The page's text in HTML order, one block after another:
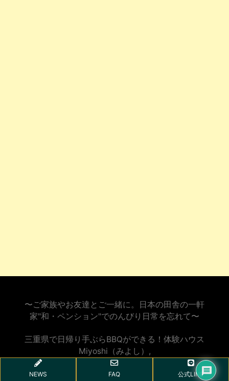
〜ご家族やお友達とご一緒に。日本の田舎の一軒
家"和・ペンション"でのんびり日常を忘れて〜
三重県で日帰り手ぶらBBQができる！体験ハウス
Miyoshi（みよし）
,
NEWS FAQ 公式LINE